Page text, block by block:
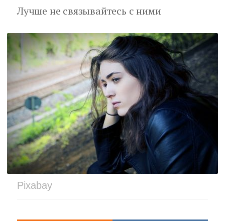
Лучше не связывайтесь с ними
Pixabay